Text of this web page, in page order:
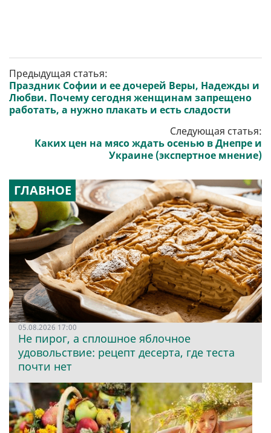
Предыдущая статья:
Праздник Софии и ее дочерей Веры, Надежды и
Любви. Почему сегодня женщинам запрещено
работать, а нужно плакать и есть сладости
Следующая статья:
Каких цен на мясо ждать осенью в Днепре и
Украине (экспертное мнение)
ГЛАВНОЕ
05.08.2026 17:00
Не пирог, а сплошное яблочное
удовольствие: рецепт десерта, где теста
почти нет